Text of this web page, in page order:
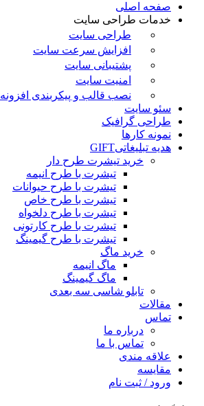
صفحه اصلی
خدمات طراحی سایت
طراحی سایت
افزایش سرعت سایت
پشتیبانی سایت
امنیت سایت
نصب قالب و پیکربندی
سئو سایت
طراحی گرافیک
نمونه کارها
هدیه تبلیغاتیGIFT
خرید تیشرت طرح دار
تیشرت با طرح انیمه
تیشرت با طرح حیوانات
تیشرت با طرح خاص
تیشرت با طرح دلخواه
تیشرت با طرح کارتونی
تیشرت با طرح گیمینگ
خرید ماگ
ماگ انیمه
ماگ گیمینگ
تابلو شاسی سه بعدی
مقالات
تماس
درباره ما
تماس با ما
علاقه مندی
مقایسه
ورود / ثبت نام